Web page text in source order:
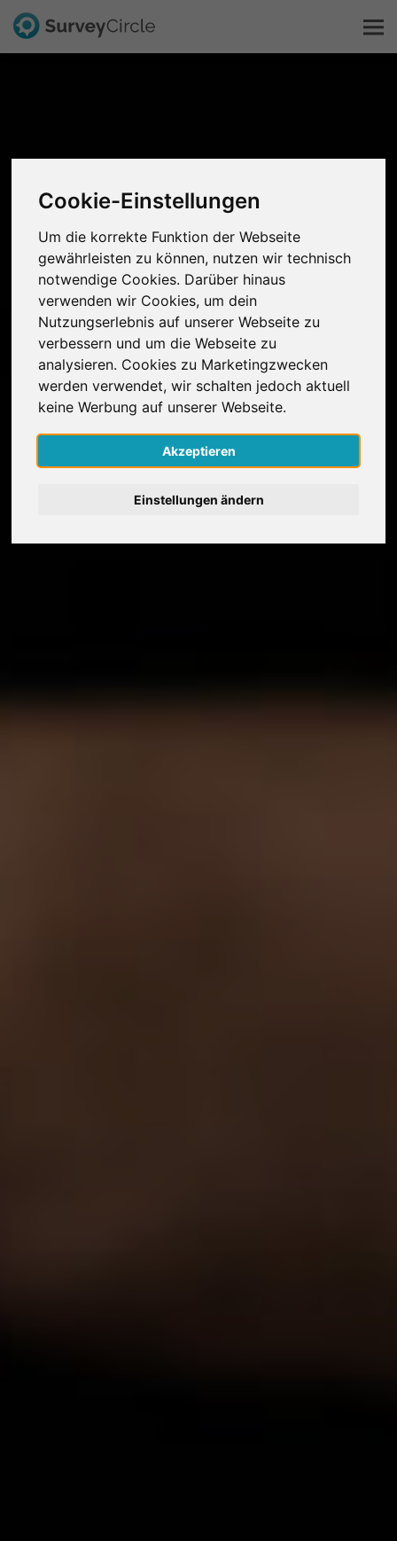
Cookie-Einstellungen
Um die korrekte Funktion der Webseite
gewährleisten zu können, nutzen wir technisch
notwendige Cookies. Darüber hinaus
verwenden wir Cookies, um dein
Nutzungserlebnis auf unserer Webseite zu
verbessern und um die Webseite zu
analysieren. Cookies zu Marketingzwecken
werden verwendet, wir schalten jedoch aktuell
keine Werbung auf unserer Webseite.
Akzeptieren
Einstellungen ändern
Forschung entdecken
FAQ
Kostenlos registrieren
Anmelden
English
Nederlands